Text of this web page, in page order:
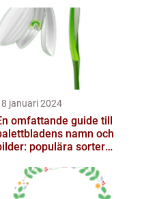
januari 2024
omfattande guide till
namn och
populära sorter